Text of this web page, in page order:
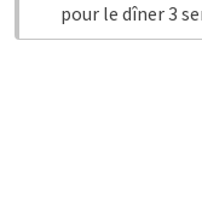
pour le dîner 3